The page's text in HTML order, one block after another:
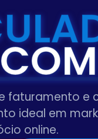
faturamento e
ideal em
online.